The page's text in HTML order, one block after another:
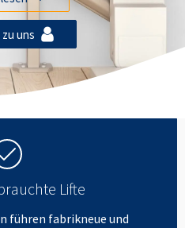
uns
Lifte
führen fabrikneue und